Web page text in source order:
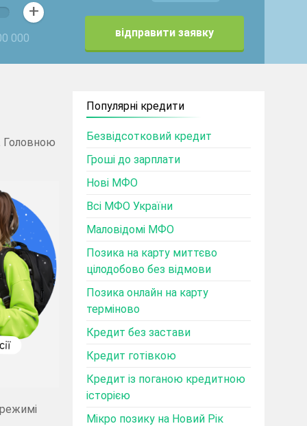
Credit Kasa
Львові
000
+
відправити заявку
Головною
Популярні кредити
Безвідсотковий кредит
Гроші до зарплати
Нові МФО
Всі МФО України
Маловідомі МФО
Позика на карту миттєво
цілодобово без відмови
Позика онлайн на карту
терміново
Кредит без застави
Кредит готівкою
Кредит із поганою кредитною
історією
Мікро позику на Новий Рік